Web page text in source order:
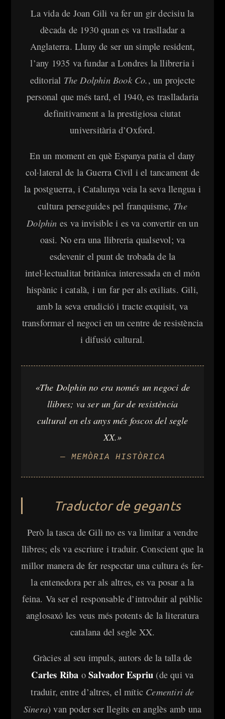
contingut
La vida de Joan Gili va fer un gir decisiu la
dècada de 1930 quan es va traslladar a
Anglaterra. Lluny de ser un simple resident,
l’any 1935 va fundar a Londres la llibreria i
editorial The Dolphin Book Co., un projecte
personal que més tard, el 1940, es traslladaria
definitivament a la prestigiosa ciutat
universitària d’Oxford.
En un moment en què Espanya patia el dany
col·lateral de la Guerra Civil i el tancament de
la postguerra, i Catalunya veia la seva llengua i
cultura perseguides pel franquisme, The
Dolphin es va invisible i es va convertir en un
oasi. No era una llibreria qualsevol; va
esdevenir el punt de trobada de la
intel·lectualitat britànica interessada en el món
hispànic i català, i un far per als exiliats. Gili,
amb la seva erudició i tracte exquisit, va
transformar el negoci en un centre de resistència
i difusió cultural.
«The Dolphin no era només un negoci de
llibres; va ser un far de resistència
cultural en els anys més foscos del segle
XX.»
— MEMÒRIA HISTÒRICA
Traductor de gegants
Però la tasca de Gili no es va limitar a vendre
llibres; els va escriure i traduir. Conscient que la
millor manera de fer respectar una cultura és fer-
la entenedora per als altres, es va posar a la
feina. Va ser el responsable d’introduir al públic
anglosaxó les veus més potents de la literatura
catalana del segle XX.
Gràcies al seu impuls, autors de la talla de
Carles Riba oSalvador Espriu (de qui va
traduir, entre d’altres, el mític Cementiri de
Sinera) van poder ser llegits en anglès amb una